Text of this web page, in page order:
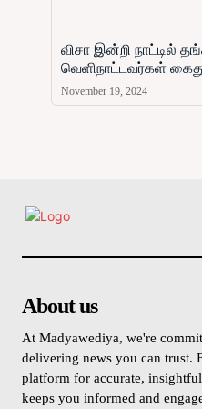
விசா இன்றி நாட்டில்
வெளிநாட்டவர்கள்
November 19, 2024
About us
At Madyawediya, we're
delivering news you can trust.
platform for accurate,
keeps you informed and